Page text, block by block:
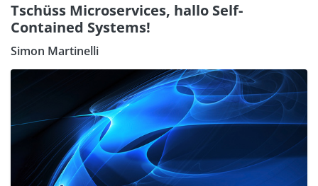
Tschüss Microservices, hallo Self-
Contained Systems!
Simon Martinelli